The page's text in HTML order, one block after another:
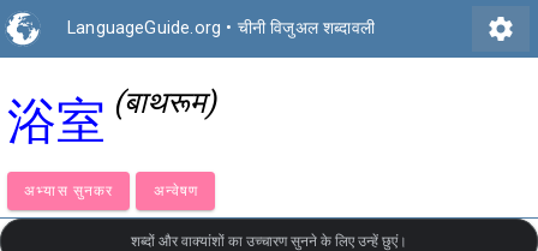
LanguageGuide.org • चीनी विजुअल शब्दावली settings
浴室 (बाथरूम)
अभ्यास सुनकर अन्वेषण
शब्दों और वाक्यांशों का उच्चारण सुनने के लिए उन्हें छुएं।